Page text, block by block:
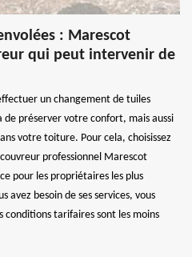
: Marescot
qui peut intervenir de
un changement de tuiles
de préserver votre confort, mais aussi
votre toiture. Pour cela, choisissez
professionnel Marescot
pour les propriétaires les plus
avez besoin de ses services, vous
conditions tarifaires sont les moins